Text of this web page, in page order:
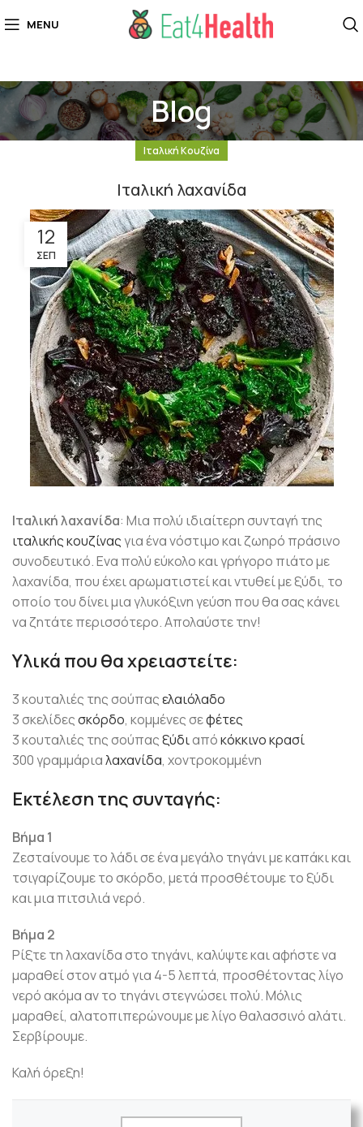
MENU
Blog
Ιταλική Κουζίνα
Ιταλική λαχανίδα
12
ΣΕΠ
Ιταλική λαχανίδα: Μια πολύ ιδιαίτερη συνταγή της
ιταλικής κουζίναςγια ένα νόστιμο και ζωηρό πράσινο
συνοδευτικό. Ενα πολύ εύκολο και γρήγορο πιάτο με
λαχανίδα, που έχει αρωματιστεί και ντυθεί με ξύδι, το
οποίο του δίνει μια γλυκόξινη γεύση που θα σας κάνει
να ζητάτε περισσότερο. Απολαύστε την!
Υλικά που θα χρειαστείτε:
3 κουταλιές της σούπαςελαιόλαδο
3 σκελίδεςσκόρδο, κομμένες σεφέτες
3 κουταλιές της σούπαςξύδιαπόκόκκινο κρασί
300 γραμμάριαλαχανίδα, χοντροκομμένη
Εκτέλεση της συνταγής:
Βήμα 1
Ζεσταίνουμε το λάδι σε ένα μεγάλο τηγάνι με καπάκι και
τσιγαρίζουμε το σκόρδο, μετά προσθέτουμε το ξύδι
και μια πιτσιλιά νερό.
Βήμα 2
Ρίξτε τη λαχανίδα στο τηγάνι, καλύψτε και αφήστε να
μαραθεί στον ατμό για 4-5 λεπτά, προσθέτοντας λίγο
νερό ακόμα αν το τηγάνι στεγνώσει πολύ. Μόλις
μαραθεί, αλατοπιπερώνουμε με λίγο θαλασσινό αλάτι.
Σερβίρουμε.
Καλή όρεξη!